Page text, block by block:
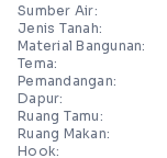
Sumber Air:
Jenis Tanah:
Material Bangunan:
Tema:
Pemandangan:
Dapur:
Ruang Tamu:
Ruang Makan:
Hook: